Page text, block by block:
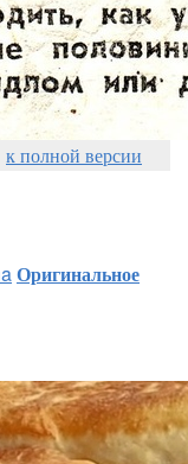
к полной версии
Оригинальное